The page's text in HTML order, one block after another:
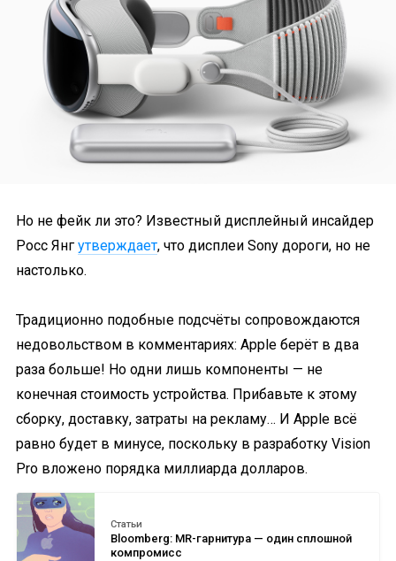
Но не фейк ли это? Известный дисплейный инсайдер
Росс Янг утверждает, что дисплеи Sony дороги, но не
настолько.
Традиционно подобные подсчёты сопровождаются
недовольством в комментариях: Apple берёт в два
раза больше! Но одни лишь компоненты — не
конечная стоимость устройства. Прибавьте к этому
сборку, доставку, затраты на рекламу… И Apple всё
равно будет в минусе, поскольку в разработку Vision
Pro вложено порядка миллиарда долларов.
Статьи
Bloomberg: MR-гарнитура — один сплошной
компромисс